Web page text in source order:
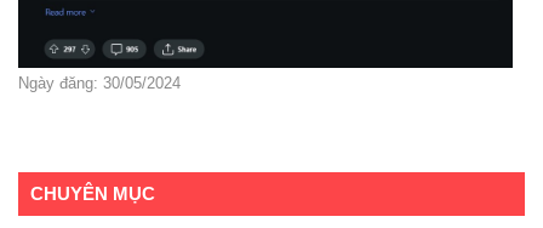
Ngày đăng: 30/05/2024
CHUYÊN MỤC